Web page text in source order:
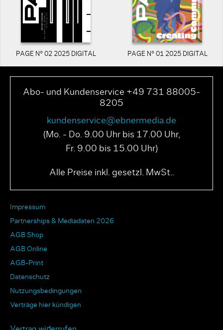
PAGE N° 02 2025 DIGITAL PAGE N° 01 2025 DIGITAL
Abo- und Kundenservice +49 731 88005-
8205
kundenservice@ebnermedia.de
(Mo. - Do. 9.00 Uhr bis 17.00 Uhr,
Fr. 9.00 bis 15.00 Uhr)
Alle Preise inkl. gesetzl. MwSt..
Impressum
Partnerships & Mediadaten 2026
AGB Shop
AGB Online
AGB-Print
Datenschutz
Nutzungsbedingungen
Verträge hier kündigen